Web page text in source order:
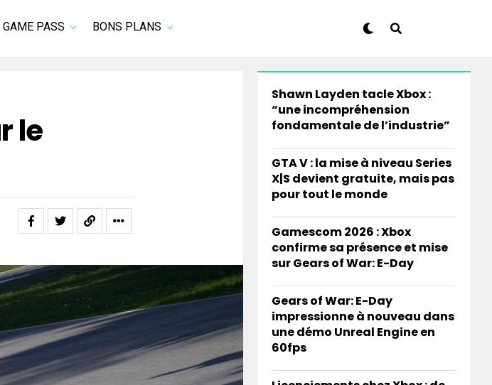
GAME PASS BONS PLANS
le
Shawn Layden tacle Xbox :
“une incompréhension
fondamentale de l’industrie”
GTA V : la mise à niveau Series
X|S devient gratuite, mais pas
pour tout le monde
Gamescom 2026 : Xbox
confirme sa présence et mise
sur Gears of War: E-Day
Gears of War: E-Day
impressionne à nouveau dans
une démo Unreal Engine en
60fps